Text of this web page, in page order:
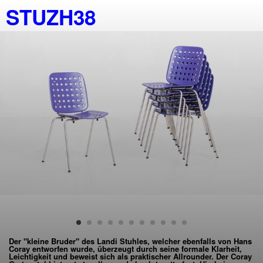
STUZH38
Der "kleine Bruder" des Landi Stuhles, welcher ebenfalls von Hans
Coray entworfen wurde, überzeugt durch seine formale Klarheit,
Leichtigkeit und beweist sich als praktischer Allrounder. Der Coray